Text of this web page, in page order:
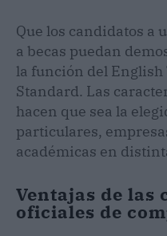
Que los candidatos a
a becas puedan
la función del English
Standard. Las
hacen que sea la
particulares,
académicas en
Ventajas de las
oficiales de